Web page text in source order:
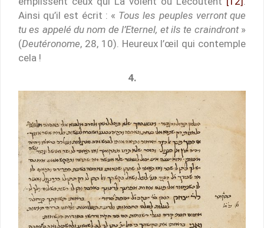
Ainsi qu’il est écrit : « Tous les peuples verront que
tu es appelé du nom de l’Eternel, et ils te craindront»
(Deutéronome, 28, 10). Heureux l’œil qui contemple
cela !
4.